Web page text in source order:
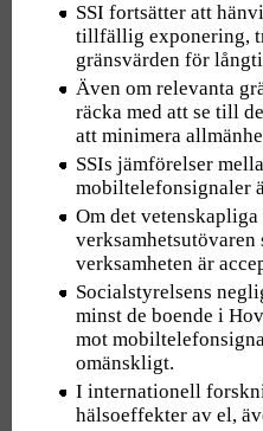
SSI fortsätter att
tillfällig exponering,
gränsvärden för
Även om relevanta
räcka med att se till
att minimera
SSIs jämförelser
mobiltelefonsignaler
Om det
verksamheten är
Socialstyrelsens
minst de boende i
mot
omänskligt.
I internationell
hälsoeffekter av el,